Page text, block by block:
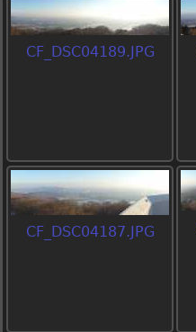
CF_DSC04189.JPG
CF_DSC04187.JPG